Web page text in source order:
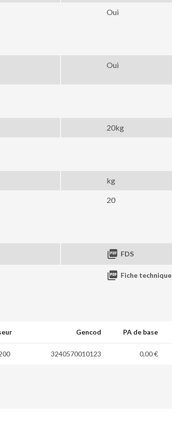
Oui
Oui
20kg
kg
20
 FDS
 Fiche technique
Gencod PA de base
3240570010123 0,00 €